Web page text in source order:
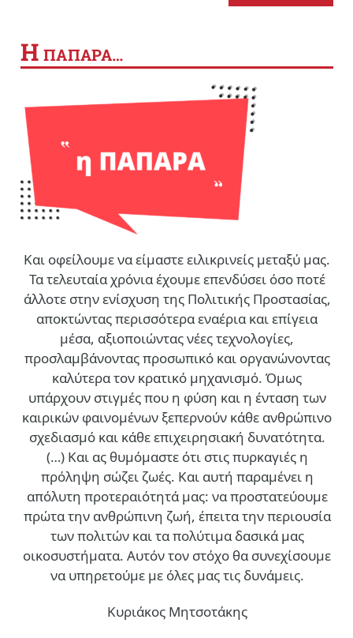
Η ΠΑΠΑΡΑ…
Και οφείλουμε να είμαστε ειλικρινείς μεταξύ μας.
Τα τελευταία χρόνια έχουμε επενδύσει όσο ποτέ
άλλοτε στην ενίσχυση της Πολιτικής Προστασίας,
αποκτώντας περισσότερα εναέρια και επίγεια
μέσα, αξιοποιώντας νέες τεχνολογίες,
προσλαμβάνοντας προσωπικό και οργανώνοντας
καλύτερα τον κρατικό μηχανισμό. Όμως
υπάρχουν στιγμές που η φύση και η ένταση των
καιρικών φαινομένων ξεπερνούν κάθε ανθρώπινο
σχεδιασμό και κάθε επιχειρησιακή δυνατότητα.
(…) Και ας θυμόμαστε ότι στις πυρκαγιές η
πρόληψη σώζει ζωές. Και αυτή παραμένει η
απόλυτη προτεραιότητά μας: να προστατεύουμε
πρώτα την ανθρώπινη ζωή, έπειτα την περιουσία
των πολιτών και τα πολύτιμα δασικά μας
οικοσυστήματα. Αυτόν τον στόχο θα συνεχίσουμε
να υπηρετούμε με όλες μας τις δυνάμεις.
Κυριάκος Μητσοτάκης